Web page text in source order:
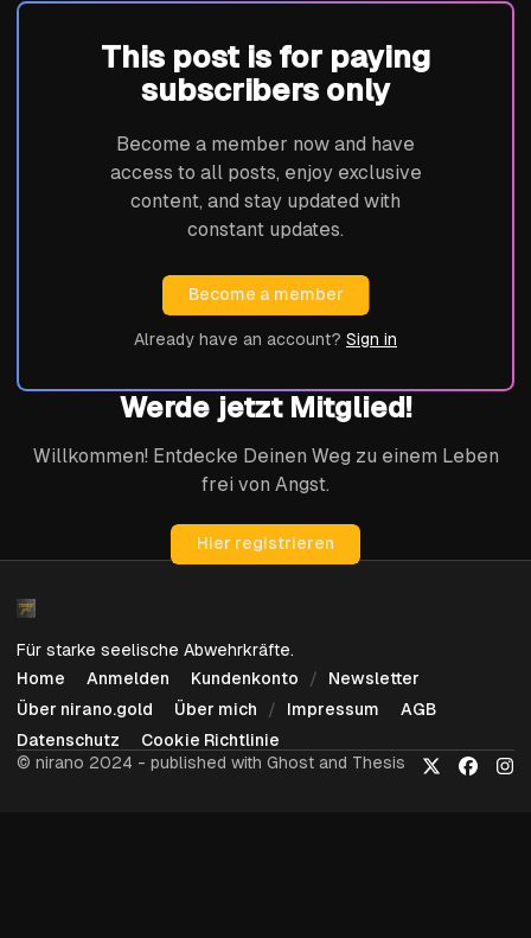
This post is for paying
subscribers only
Become a member now and have
access to all posts, enjoy exclusive
content, and stay updated with
constant updates.
Become a member
Already have an account? Sign in
Werde jetzt Mitglied!
Willkommen! Entdecke Deinen Weg zu einem Leben
frei von Angst.
Hier registrieren
Für starke seelische Abwehrkräfte.
Home
Anmelden Kundenkonto
Newsletter
Über nirano.gold
Über mich Impressum
AGB
Datenschutz
Cookie Richtlinie
© nirano 2024 - published with Ghost and Thesis
X